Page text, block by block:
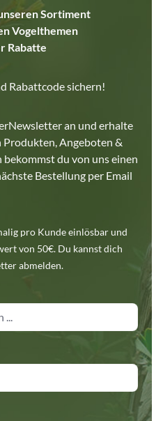
Sortiment
Vogelthemen
Rabatte
Rabattcode sichern!
an und erhalte
Produkten, Angeboten &
du von uns einen
Bestellung per Email
pro Kunde einlösbar und
von 50€. Du kannst dich
abmelden.